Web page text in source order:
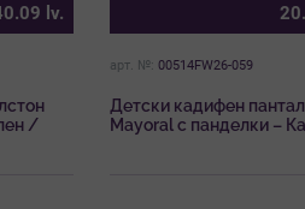
lv.
/
арт. №: 00514FW26-059
Детски кадифен
Mayoral с панделки –